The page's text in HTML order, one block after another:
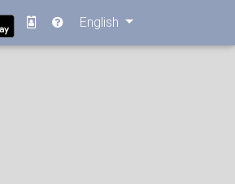
English